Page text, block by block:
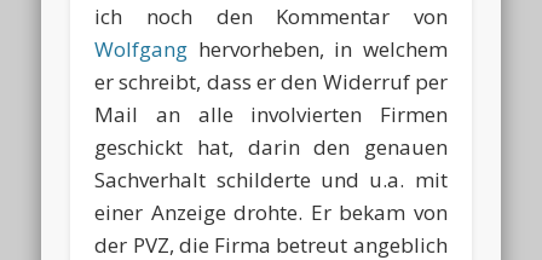
ich noch den Kommentar von
Wolfgang hervorheben, in welchem
er schreibt, dass er den Widerruf per
Mail an alle involvierten Firmen
geschickt hat, darin den genauen
Sachverhalt schilderte und u.a. mit
einer Anzeige drohte. Er bekam von
der PVZ, die Firma betreut angeblich